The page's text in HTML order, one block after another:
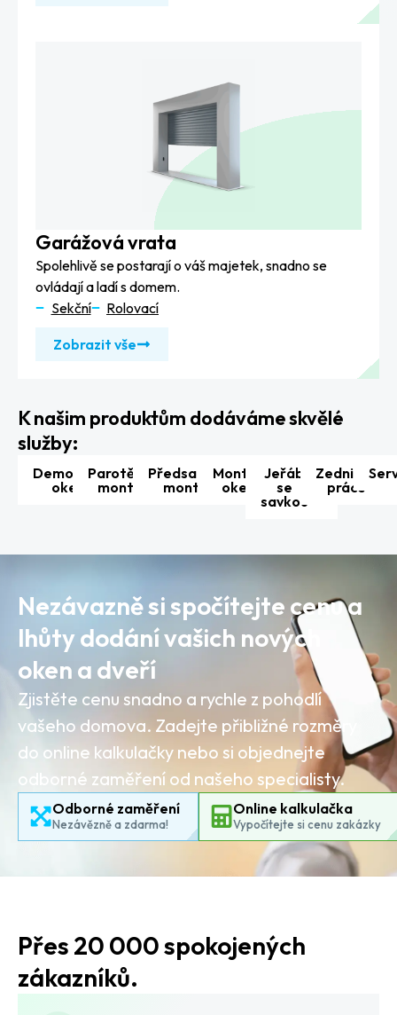
Garážová vrata
Spolehlivě se postarají o váš majetek, snadno se
ovládají a ladí s domem.
Sekční
Rolovací
Zobrazit vše
K našim produktům dodáváme skvělé
služby:
Demontáž
oken
Parotěsná
montáž
Předsazená
montáž
Montáž
oken
Jeřáb
se
savkou
Zednické
práce
Nezávazně si spočítejte cenu a
lhůty dodání vašich nových
oken a dveří
Zjistěte cenu snadno a rychle z pohodlí
vašeho domova. Zadejte přibližné rozměry
do online kalkulačky nebo si objednejte
odborné zaměření od našeho specialisty.
Odborné zaměření
Nezávězně a zdarma!
Online kalkulačka
Vypočítejte si cenu zakázky
Přes 20 000 spokojených
zákazníků.